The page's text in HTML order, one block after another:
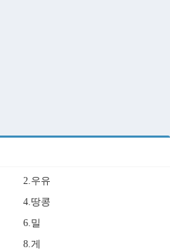
2.우유
4.땅콩
6.밀
8.게